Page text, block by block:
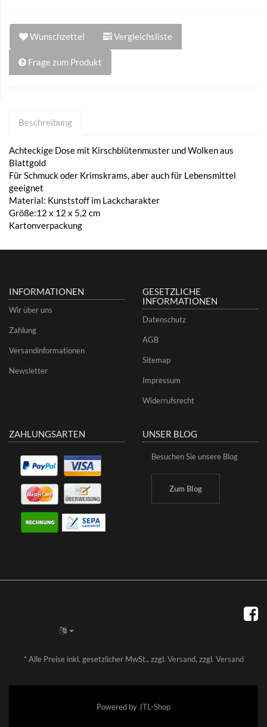
Wunschzettel Vergleichsliste
Frage zum Produkt
Beschreibung
Achteckige Dose mit Kirschblütenmuster und Wolken aus
Blattgold
Für Schmuck oder Krimskrams, aber auch für Lebensmittel
geeignet
Material: Kunststoff im Lackcharakter
Größe:12 x 12 x 5,2 cm
Kartonverpackung
INFORMATIONEN
Wir über uns
Zahlung
Versandinformationen
Newsletter
GESETZLICHE
INFORMATIONEN
Datenschutz
AGB
Sitemap
Impressum
Widerrufsrecht
ZAHLUNGSARTEN UNSER BLOG
Besuchen Sie unsere Blog
Zum Blog
*Alle Preise inkl. gesetzlicher MwSt., zzgl. Versand, zzgl. Versand
Powered by JTL-Shop